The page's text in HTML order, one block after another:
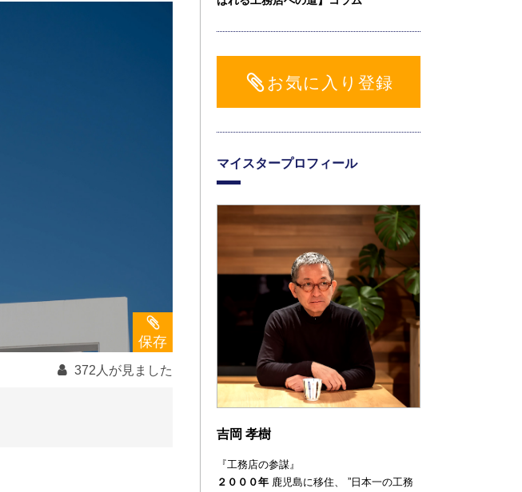
保存
372人が見ました
お気に入り登録
マイスタープロフィール
吉岡 孝樹
『工務店の参謀』
２０００年 鹿児島に移住、
”日本一の工務